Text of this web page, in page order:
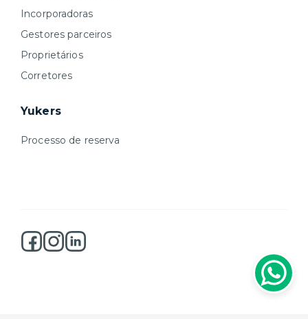
Incorporadoras
Gestores parceiros
Proprietários
Corretores
Yukers
Processo de reserva